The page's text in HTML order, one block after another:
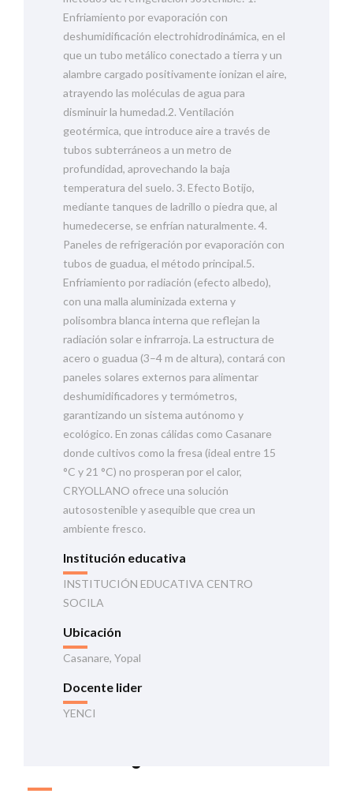
Enfriamiento por evaporación con
deshumidificación electrohidrodinámica, en el
que un tubo metálico conectado a tierra y un
alambre cargado positivamente ionizan el aire,
atrayendo las moléculas de agua para
disminuir la humedad.2. Ventilación
geotérmica, que introduce aire a través de
tubos subterráneos a un metro de
profundidad, aprovechando la baja
temperatura del suelo. 3. Efecto Botijo,
mediante tanques de ladrillo o piedra que, al
humedecerse, se enfrían naturalmente. 4.
Paneles de refrigeración por evaporación con
tubos de guadua, el método principal.5.
Enfriamiento por radiación (efecto albedo),
con una malla aluminizada externa y
polisombra blanca interna que reflejan la
radiación solar e infrarroja. La estructura de
acero o guadua (3–4 m de altura), contará con
paneles solares externos para alimentar
deshumidificadores y termómetros,
garantizando un sistema autónomo y
ecológico. En zonas cálidas como Casanare
donde cultivos como la fresa (ideal entre 15
°C y 21 °C) no prosperan por el calor,
CRYOLLANO ofrece una solución
autosostenible y asequible que crea un
ambiente fresco.
Institución educativa
INSTITUCIÓN EDUCATIVA CENTRO
SOCILA
Ubicación
Casanare, Yopal
Docente lider
YENCI